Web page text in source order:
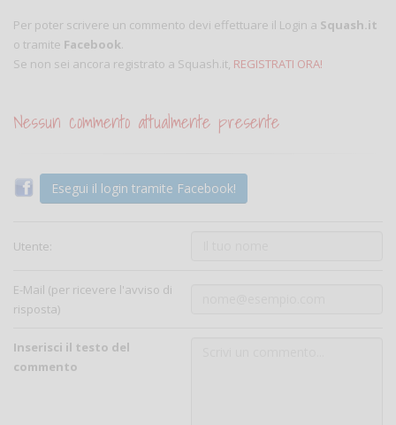
Per poter scrivere un commento devi effettuare il Login a Squash.it
o tramite Facebook.
Se non sei ancora registrato a Squash.it, REGISTRATI ORA!
Nessun commento attualmente presente
Esegui il login tramite Facebook!
Utente:
E-Mail (per ricevere l'avviso di
risposta)
Inserisci il testo del
commento